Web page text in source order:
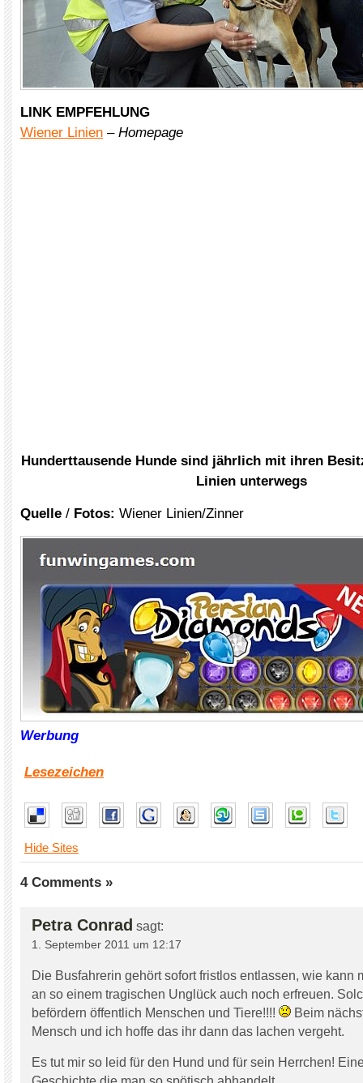
LINK EMPFEHLUNG
Wiener Linien – Homepage
Hunderttausende Hunde sind jährlich mit ihren
Linien unterwegs
Quelle / Fotos: Wiener Linien/Zinner
Werbung
Lesezeichen
Hide Sites
4 Comments »
Petra Conrad sagt:
1. September 2011 um 12:17
Die Busfahrerin gehört sofort fristlos entlassen, wie kann
an so einem tragischen Unglück auch noch erfreuen.
befördern öffentlich Menschen und Tiere!!!!
Beim
Mensch und ich hoffe das ihr dann das lachen vergeht.
Es tut mir so leid für den Hund und für sein Herrchen!